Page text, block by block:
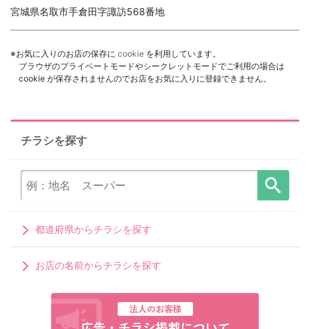
宮城県名取市手倉田字諏訪568番地
※お気に入りのお店の保存に cookie を利用しています。
ブラウザのプライベートモードやシークレットモードでご利用の場合は
cookie が保存されませんのでお店をお気に入りに登録できません。
チラシを探す
都道府県からチラシを探す
お店の名前からチラシを探す